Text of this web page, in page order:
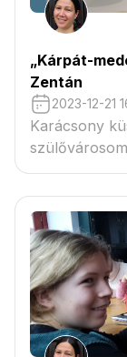
„Kárpát-
Zentán
2023-12-21
Karácsony
hímzett